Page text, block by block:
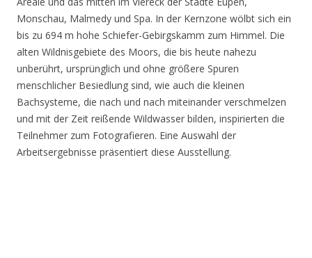
Monschau, Malmedy und Spa. In der Kernzone wölbt sich ein
bis zu 694 m hohe Schiefer-Gebirgskamm zum Himmel. Die
alten Wildnisgebiete des Moors, die bis heute nahezu
unberührt, ursprünglich und ohne größere Spuren
menschlicher Besiedlung sind, wie auch die kleinen
Bachsysteme, die nach und nach miteinander verschmelzen
und mit der Zeit reißende Wildwasser bilden, inspirierten die
Teilnehmer zum Fotografieren. Eine Auswahl der
Arbeitsergebnisse präsentiert diese Ausstellung.